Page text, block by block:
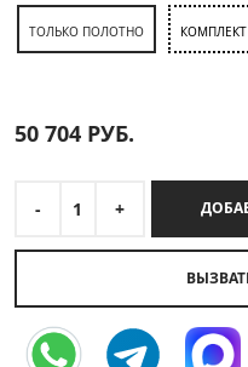
ТОЛЬКО ПОЛОТНО КОМПЛЕКТ
50 704 РУБ.
- 1 +